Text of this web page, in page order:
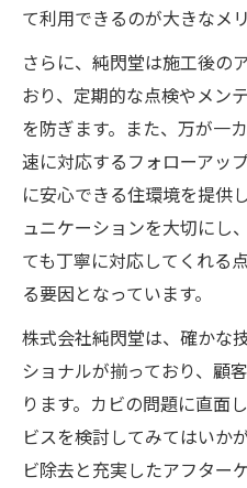
て利用できるのが大きなメ
さらに、純閃堂は施工後の
おり、定期的な点検やメン
を防ぎます。また、万が一
速に対応するフォローアッ
に安心できる住環境を提供
ュニケーションを大切にし
ても丁寧に対応してくれる
る要因となっています。
株式会社純閃堂は、確かな
ショナルが揃っており、顧
ります。カビの問題に直面
ビスを検討してみてはいか
ビ除去と充実したアフター